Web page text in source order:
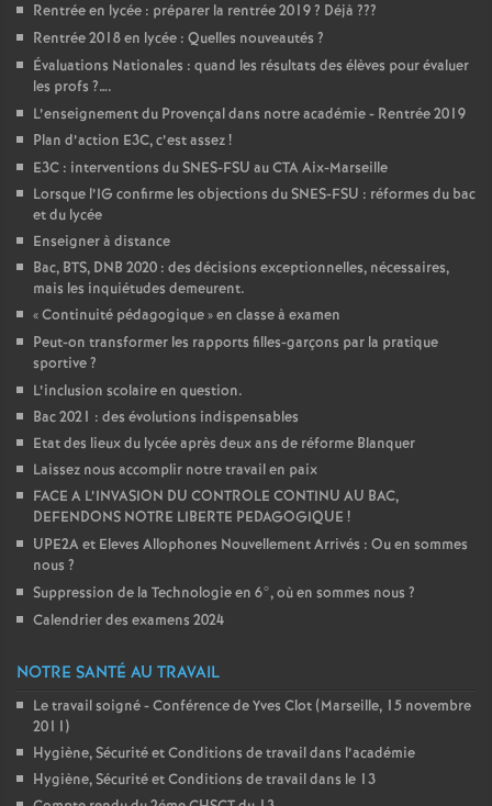
Rentrée en lycée : préparer la rentrée 2019? Déjà ???
Rentrée 2018 en lycée : Quelles nouveautés ?
Évaluations Nationales : quand les résultats des élèves pour évaluer
les profs ?….
L’enseignement du Provençal dans notre académie - Rentrée 2019
Plan d’action E3C, c’est assez!
E3C : interventions du SNES-FSU au CTA Aix-Marseille
Lorsque l’IG confirme les objections du SNES-FSU : réformes du bac
et du lycée
Enseigner à distance
Bac, BTS, DNB 2020 : des décisions exceptionnelles, nécessaires,
mais les inquiétudes demeurent.
«Continuité pédagogique» en classe à examen
Peut-on transformer les rapports filles-garçons par la pratique
sportive?
L’inclusion scolaire en question.
Bac 2021 : des évolutions indispensables
Etat des lieux du lycée après deux ans de réforme Blanquer
Laissez nous accomplir notre travail en paix
FACE A L’INVASION DU CONTROLE CONTINU AU BAC,
DEFENDONS NOTRE LIBERTE PEDAGOGIQUE !
UPE2A et Eleves Allophones Nouvellement Arrivés : Ou en sommes
nous ?
Suppression de la Technologie en 6°, où en sommes nous ?
Calendrier des examens 2024
NOTRE SANTÉ AU TRAVAIL
Le travail soigné - Conférence de Yves Clot (Marseille, 15 novembre
2011)
Hygiène, Sécurité et Conditions de travail dans l’académie
Hygiène, Sécurité et Conditions de travail dans le 13